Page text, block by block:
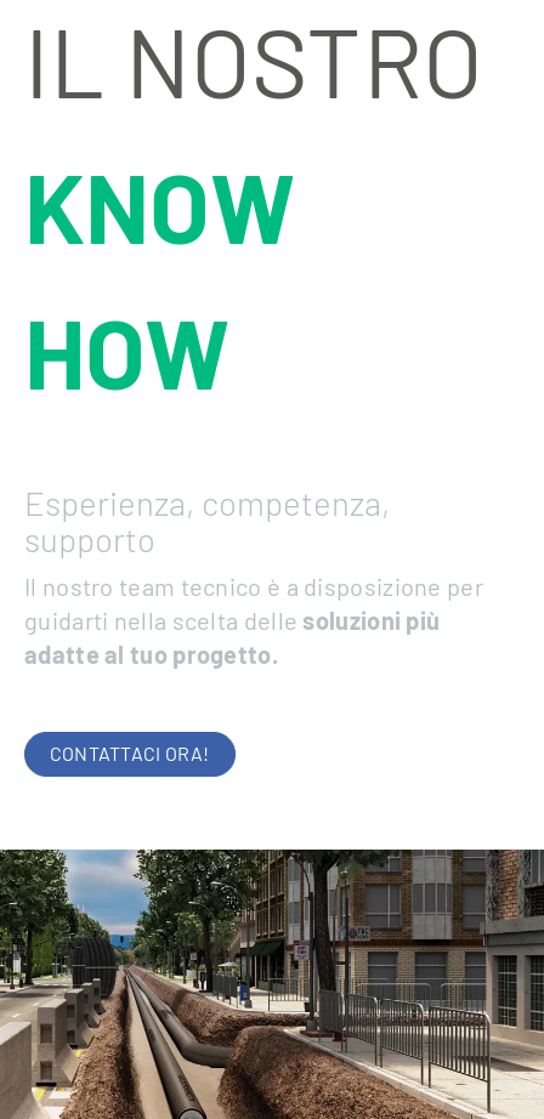
IL NOSTRO
KNOW
HOW
Esperienza, competenza,
supporto
Il nostro team tecnico è a disposizione per
guidarti nella scelta delle soluzioni più
adatte al tuo progetto.
CONTATTACI ORA!